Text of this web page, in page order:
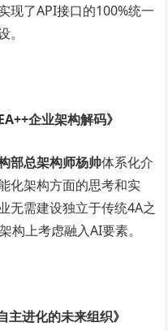
现了API接口的100%统一
企业架构解码》
部总架构师杨帅体系化介
化架构方面的思考和实
无需建设独立于传统4A之
构上考虑融入AI要素。
主进化的未来组织》